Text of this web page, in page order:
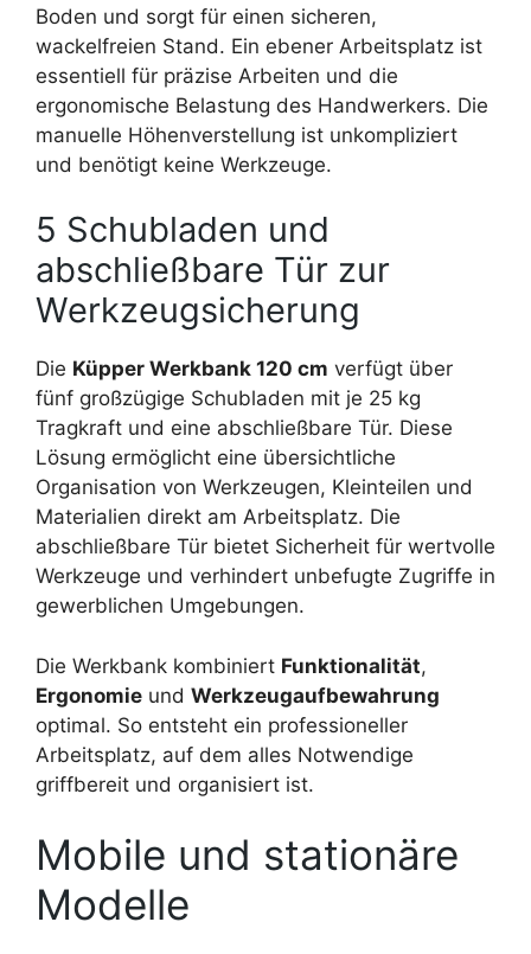
Boden und sorgt für einen sicheren,
wackelfreien Stand. Ein ebener Arbeitsplatz ist
essentiell für präzise Arbeiten und die
ergonomische Belastung des Handwerkers. Die
manuelle Höhenverstellung ist unkompliziert
und benötigt keine Werkzeuge.
5 Schubladen und
abschließbare Tür zur
Werkzeugsicherung
Die Küpper Werkbank 120 cm verfügt über
fünf großzügige Schubladen mit je 25 kg
Tragkraft und eine abschließbare Tür. Diese
Lösung ermöglicht eine übersichtliche
Organisation von Werkzeugen, Kleinteilen und
Materialien direkt am Arbeitsplatz. Die
abschließbare Tür bietet Sicherheit für wertvolle
Werkzeuge und verhindert unbefugte Zugriffe in
gewerblichen Umgebungen.
Die Werkbank kombiniert Funktionalität,
Ergonomie und Werkzeugaufbewahrung
optimal. So entsteht ein professioneller
Arbeitsplatz, auf dem alles Notwendige
griffbereit und organisiert ist.
Mobile und stationäre
Modelle